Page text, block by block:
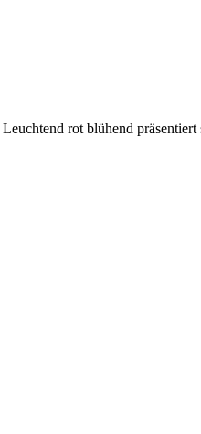
rot blühend